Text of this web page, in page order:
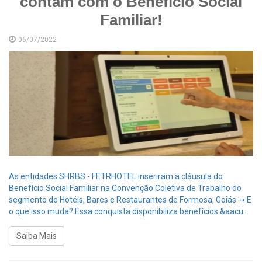
Familiar!
06/07/2022
As entidades SHRBS - FETRHOTEL inseriram a cláusula do
Benefício Social Familiar na Convenção Coletiva de Trabalho do
segmento de Hotéis, Bares e Restaurantes de Formosa, Goiás ⇢ E
o que isso muda? Essa conquista disponibiliza benefícios &aacu...
Saiba Mais